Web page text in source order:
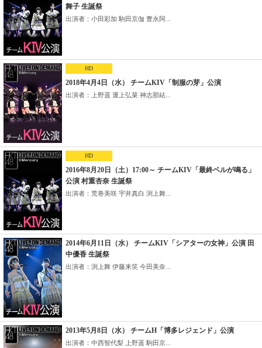
舞子 生誕祭
出演者：小田彩加 駒田京伽 豊永阿...
HD
2018年4月4日（水） チームKIV「制服の芽」公演
出演者：上野遥 運上弘菜 神志那結...
HD
2016年8月20日（土）17:00～ チームKIV「最終ベルが鳴る」
公演 村重杏奈 生誕祭
出演者：荒巻美咲 宇井真白 渕上舞...
2014年6月11日（水） チームKIV「シアターの女神」公演 田
中優香 生誕祭
出演者：渕上舞 伊藤来笑 今田美奈...
2013年5月8日（水） チームH「博多レジェンド」公演
出演者：中西智代梨 上野遥 駒田京...